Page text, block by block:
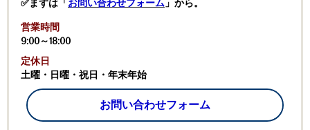
✅まずは「 お問い合わせフォーム 」から。
営業時間
9:00～18:00
定休日
土曜・日曜・祝日・年末年始
お問い合わせフォーム